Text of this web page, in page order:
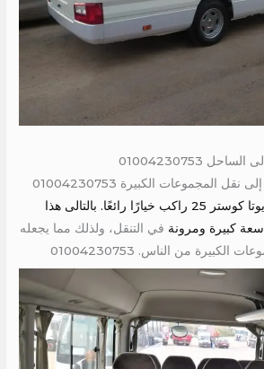
المجموعات الكبيرة 01004230753
ولذلك يعد إيجار باص تويوتا كوستر 25 راكب خيارًا رائعًا. بالتالى هذا
كبيرة ومرونة في التنقل، ولذلك مما يجعله
من الناس. 01004230753